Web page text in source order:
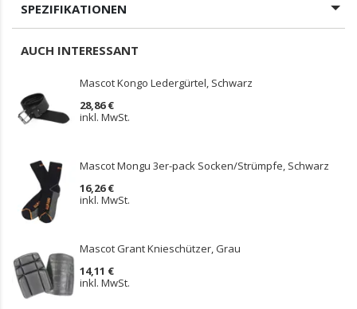
SPEZIFIKATIONEN
AUCH INTERESSANT
Mascot Kongo Ledergürtel, Schwarz
28,86 €
inkl. MwSt.
Mascot Mongu 3er-pack Socken/Strümpfe, Schwarz
16,26 €
inkl. MwSt.
Mascot Grant Knieschützer, Grau
14,11 €
inkl. MwSt.